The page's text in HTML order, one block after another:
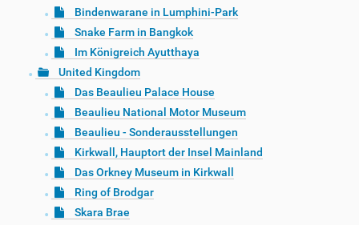
Bindenwarane in Lumphini-Park
Snake Farm in Bangkok
Im Königreich Ayutthaya
United Kingdom
Das Beaulieu Palace House
Beaulieu National Motor Museum
Beaulieu - Sonderausstellungen
Kirkwall, Hauptort der Insel Mainland
Das Orkney Museum in Kirkwall
Ring of Brodgar
Skara Brae